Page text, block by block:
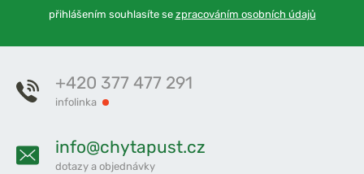
přihlášením souhlasíte se zpracováním osobních údajů
+420 377 477 291
infolinka
info@chytapust.cz
dotazy a objednávky